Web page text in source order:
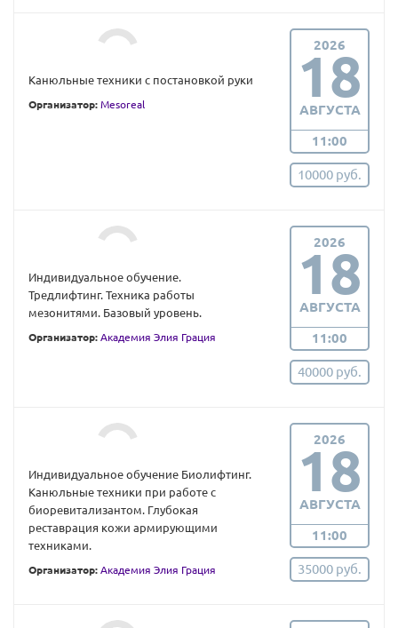
Канюльные техники с постановкой руки
Организатор: Mesoreal
2026
18
АВГУСТА
11:00
10000 руб.
Индивидуальное обучение.
Тредлифтинг. Техника работы
мезонитями. Базовый уровень.
Организатор: Академия Элия Грация
2026
18
АВГУСТА
11:00
40000 руб.
Индивидуальное обучение Биолифтинг.
Канюльные техники при работе с
биоревитализантом. Глубокая
реставрация кожи армирующими
техниками.
Организатор: Академия Элия Грация
2026
18
АВГУСТА
11:00
35000 руб.